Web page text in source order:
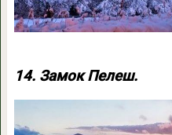
14. Замок Пелеш.